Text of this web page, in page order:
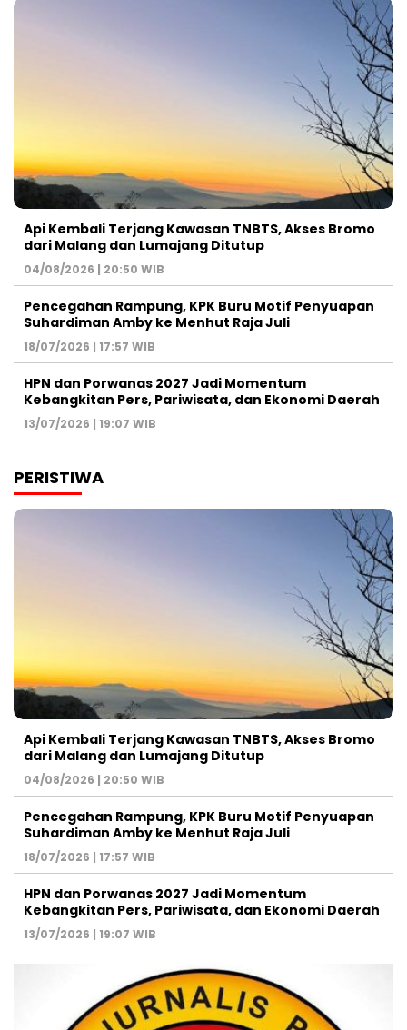
Api Kembali Terjang Kawasan TNBTS, Akses Bromo
dari Malang dan Lumajang Ditutup
04/08/2026 | 20:50 WIB
Pencegahan Rampung, KPK Buru Motif Penyuapan
Suhardiman Amby ke Menhut Raja Juli
18/07/2026 | 17:57 WIB
HPN dan Porwanas 2027 Jadi Momentum
Kebangkitan Pers, Pariwisata, dan Ekonomi Daerah
13/07/2026 | 19:07 WIB
PERISTIWA
Api Kembali Terjang Kawasan TNBTS, Akses Bromo
dari Malang dan Lumajang Ditutup
04/08/2026 | 20:50 WIB
Pencegahan Rampung, KPK Buru Motif Penyuapan
Suhardiman Amby ke Menhut Raja Juli
18/07/2026 | 17:57 WIB
HPN dan Porwanas 2027 Jadi Momentum
Kebangkitan Pers, Pariwisata, dan Ekonomi Daerah
13/07/2026 | 19:07 WIB